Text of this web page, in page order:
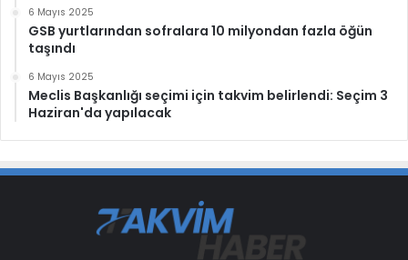
6 Mayıs 2025
GSB yurtlarından sofralara 10 milyondan fazla öğün
taşındı
6 Mayıs 2025
Meclis Başkanlığı seçimi için takvim belirlendi: Seçim 3
Haziran'da yapılacak